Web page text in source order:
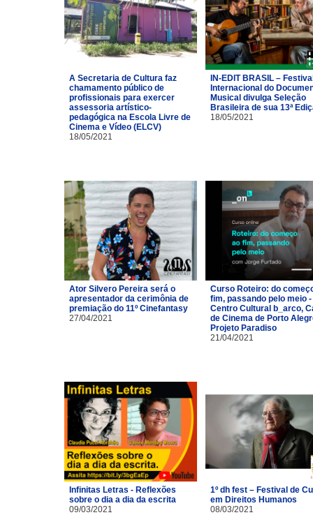
A Secretaria de Cultura faz
chamamento público de
profissionais para exercer
assessoria artístico-
pedagógica na Escola Livre de
Cinema e Vídeo (ELCV)
18/05/2021
IN-EDIT BRASIL –
Internacional do
Musical divulga Seleção
Brasileira de sua 13ª
18/05/2021
Ator Silvero Pereira será o
apresentador da cerimônia de
premiação do 11º Cinefantasy
27/04/2021
Curso Roteiro: do
fim, passando pelo meio -
Centro Cultural b_arco,
de Cinema de Porto
Projeto Paradiso
21/04/2021
Infinitas Letras - Reflexões
sobre o dia a dia da escrita
09/03/2021
1º dh fest – Festival de
em Direitos Humanos
08/03/2021